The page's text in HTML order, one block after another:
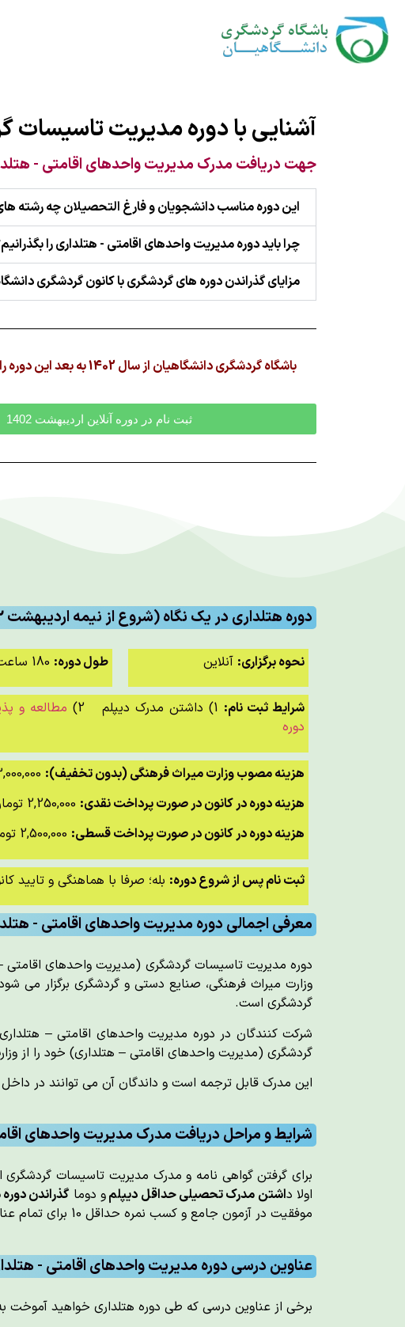
آشنایی با دوره مدیریت تاسیسات
جهت دریافت مدرک مدیریت واحدهای اقامتی -
این دوره مناسب دانشجویان و فارغ التحصیلان چه رشته
چرا باید دوره مدیریت واحدهای اقامتی - هتلداری را
مزایای گذراندن دوره های گردشگری با کانون گردشگری
باشگاه گردشگری دانشگاهیان از سال 1402 به بعد این دوره را برگزار نکرده است.
ثبت نام در دوره آنلاین اردیبهشت 1402
دوره هتلداری در یک نگاه (شروع از نیمه اردیبهشت 1402)
نحوه برگزاری: آنلاین طول دوره:
شرایط ثبت نام:
مطالعه و
دوره
هزینه مصوب وزارت میراث فرهنگی (بدون تخفیف):
هزینه دوره در کانون در صورت پرداخت نقدی:
هزینه دوره در کانون در صورت پرداخت قسطی:
ثبت نام پس از شروع دوره: بله؛ صرفا با هماهنگی و تایید
معرفی اجمالی دوره مدیریت واحدهای اقامتی -
دوره مدیریت تاسیسات گردشگری (مدیریت واحدهای
وزارت میراث فرهنگی، صنایع دستی و گردشگری برگزار می
گردشگری است.
شرکت کنندگان در دوره مدیریت واحدهای اقامتی –
گردشگری (مدیریت واحدهای اقامتی – هتلداری) خود را از
این مدرک قابل ترجمه است و داندگان آن می توانند در
شرایط و مراحل دریافت مدرک مدیریت واحدهای
برای گرفتن گواهی نامه و مدرک مدیریت تاسیسات گردشگری
اولا داشتن مدرک تحصیلی حداقل دیپلمو دوما گذراندن
موفقیت در آزمون جامع و کسب نمره حداقل 10 برای تمام عناوین درسی می توانید نسبت به دریافت گواهی نامه و مدرک خود اقدام فرمایید.
عناوین درسی دوره مدیریت واحدهای اقامتی -
برخی از عناوین درسی که طی دوره هتلداری خواهید